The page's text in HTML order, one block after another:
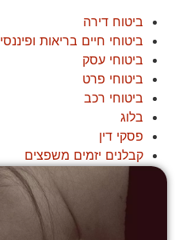
ביטוח דירה
ביטוחי חיים בריאות ופיננסי
ביטוחי עסק
ביטוחי פרט
ביטוחי רכב
בלוג
פסקי דין
קבלנים יזמים משפצים